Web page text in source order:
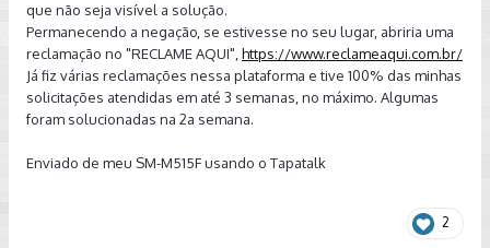
que não seja visível a solução.
Permanecendo a negação, se estivesse no seu lugar, abriria uma
reclamação no "RECLAME AQUI", https://www.reclameaqui.com.br/
Já fiz várias reclamações nessa plataforma e tive 100% das minhas
solicitações atendidas em até 3 semanas, no máximo. Algumas
foram solucionadas na 2a semana.
Enviado de meu SM-M515F usando o Tapatalk
2